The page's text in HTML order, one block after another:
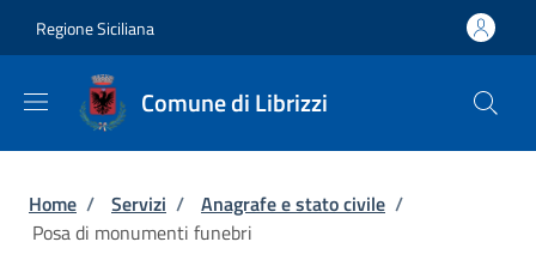
Regione Siciliana
Comune di Librizzi
Briciole di pane
Home / Servizi / Anagrafe e stato civile /
Posa di monumenti funebri